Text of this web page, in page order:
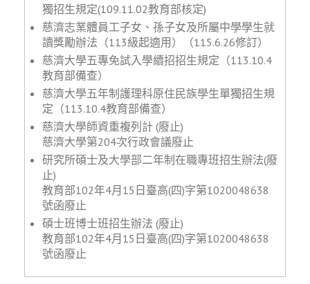
獨招生規定(109.11.02教育部核定)
慈濟志業體員工子女、孫子女及所屬中學學生就
讀獎勵辦法（113級起適用）（115.6.26修訂）
慈濟大學五專免試入學續招招生規定（113.10.4
教育部備查）
慈濟大學五年制護理科原住民族學生單獨招生規
定（113.10.4教育部備查）
慈濟大學師資重複列計 (廢止)
慈濟大學第204次行政會議廢止
研究所碩士及大學部二年制在職專班招生辦法(廢
止)
教育部102年4月15日臺高(四)字第1020048638
號函廢止
碩士班博士班招生辦法 (廢止)
教育部102年4月15日臺高(四)字第1020048638
號函廢止